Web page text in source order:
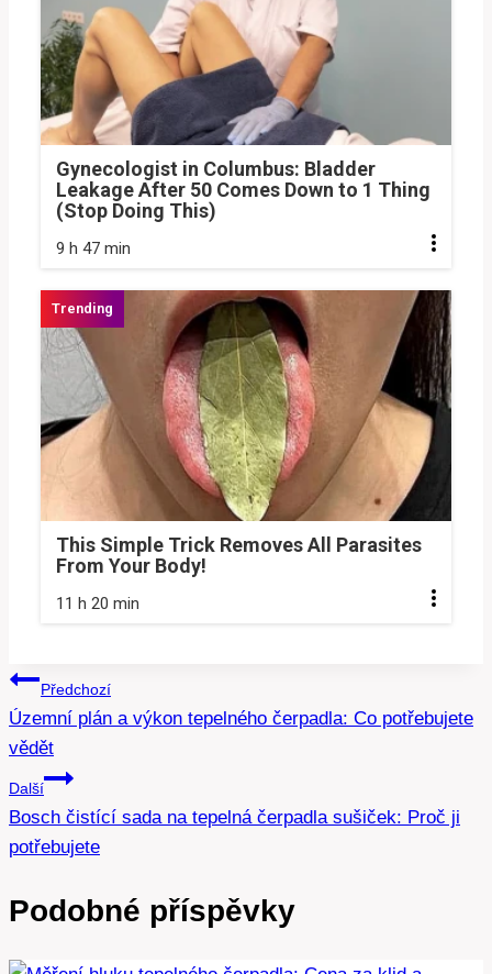
Gynecologist in Columbus: Bladder
Leakage After 50 Comes Down to 1 Thing
(Stop Doing This)
9 h 47 min
This Simple Trick Removes All Parasites
From Your Body!
11 h 20 min
Navigace
pro
příspěvek
Předchozí
Územní plán a výkon tepelného čerpadla: Co potřebujete
vědět
Další
Bosch čistící sada na tepelná čerpadla sušiček: Proč ji
potřebujete
Podobné příspěvky